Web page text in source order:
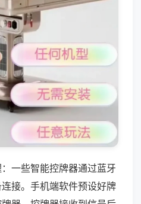
一些智能控牌器通过蓝牙
接。手机端软件预设好牌